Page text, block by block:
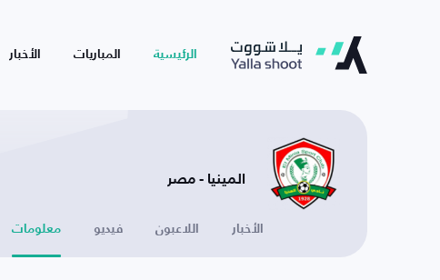
الرئيسية المباريات الأخبار
المينيا - مصر
الأخبار اللاعبون فيديو معلومات